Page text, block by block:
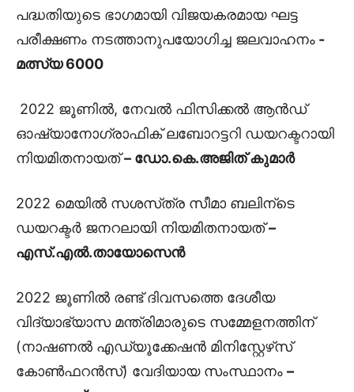
പദ്ധതിയുടെ ഭാഗമായി വിജയകരമായ ഘട്ട
പരീക്ഷണം നടത്താനുപയോഗിച്ച ജലവാഹനം -
മത്സ്യ 6000
2022 ജൂണിൽ, നേവൽ ഫിസിക്കൽ ആൻഡ്
ഓഷ്യാനോഗ്രാഫിക് ലബോറട്ടറി ഡയറക്ടറായി
നിയമിതനായത്– ഡോ.കെ.അജിത് കുമാർ
2022 മെയിൽ സശസ്‌ത്ര സീമാ ബലിന്ടെ
ഡയറക്ടർ ജനറലായി നിയമിതനായത്–
എസ്.എൽ.തായോസെൻ
2022 ജൂണിൽ രണ്ട് ദിവസത്തെ ദേശീയ
വിദ്യാഭ്യാസ മന്ത്രിമാരുടെ സമ്മേളനത്തിന്
(നാഷണൽ എഡ്യൂക്കേഷൻ മിനിസ്റ്റേഴ്‌സ്
കോൺഫറൻസ്) വേദിയായ സംസ്ഥാനം –